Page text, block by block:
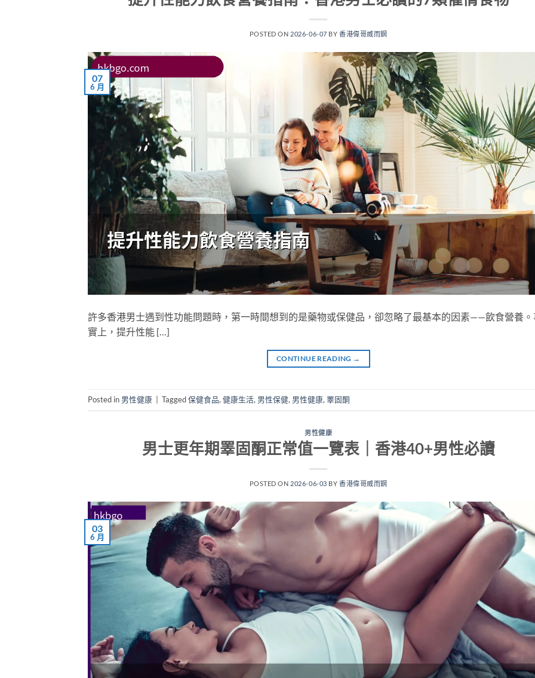
POSTED ON 2026-06-07 BY香港偉哥威而鋼
07
6 月
許多香港男士遇到性功能問題時，第一時間想到的是藥物或保健品，卻忽略了最基本的因素——飲食營養
實上，提升性能 […]
CONTINUE READING →
Posted in 男性健康 Tagged保健食品, 健康生活, 男性保健, 男性健康, 睪固酮
男性健康
男士更年期睪固酮正常值一覽表｜香港40+男性必讀
POSTED ON 2026-06-03 BY香港偉哥威而鋼
03
6 月